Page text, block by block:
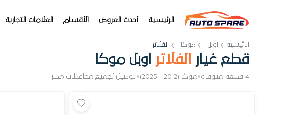
الرئيسية أحدث العروض الأقسام العلامات التجارية
الرئيسية اوبل موكا الفلاتر
قطع غيار الفلاتر اوبل موكا
4 قطعة متوفرة •موكا (2012 - 2025) •توصيل لجميع محافظات مصر